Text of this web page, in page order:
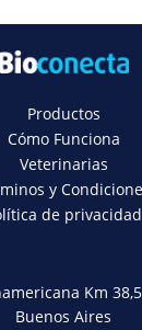
Productos
Cómo Funciona
Veterinarias
y
de privacidad
Km
Buenos Aires